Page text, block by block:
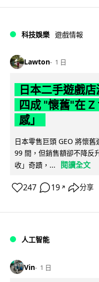
科技娛樂 遊戲情報
Lawton 1 日
日本二手遊戲
四成 "懷舊"在
感」
日本零售巨頭 GEO 將懷
99 間，但銷售額卻不降反
收」奇蹟，...
閱讀全文
247 19 ↗ 分享
人工智能
Vin 1 日